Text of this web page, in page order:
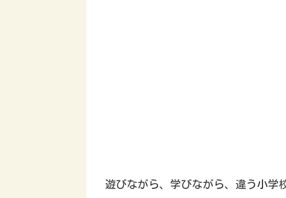
遊びながら、学びながら、違う小学